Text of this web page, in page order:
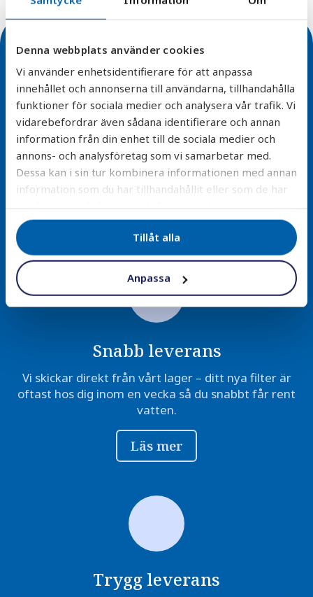
Denna webbplats använder cookies
Vi använder enhetsidentifierare för att anpassa
innehållet och annonserna till användarna, tillhandahålla
funktioner för sociala medier och analysera vår trafik. Vi
vidarebefordrar även sådana identifierare och annan
information från din enhet till de sociala medier och
annons- och analysföretag som vi samarbetar med.
Dessa kan i sin tur kombinera informationen med annan
information som du har tillhandahållit eller som de har
samlat in när du har använt deras tjänster.
Tillåt alla
Anpassa
Enkel installation
Alla våra filterlösningar är designade för smidig
montering och minimal underhåll – vi erbjuder även
installationstjänster.
Läs mer
Snabb leverans
Vi skickar direkt från vårt lager – ditt nya filter är
oftast hos dig inom en vecka så du snabbt får rent
vatten.
Läs mer
Trygg leverans